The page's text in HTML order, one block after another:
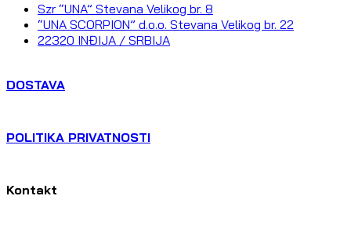
Szr “UNA” Stevana Velikog br. 8
“UNA SCORPION” d.o.o. Stevana Velikog br. 22
22320 INĐIJA / SRBIJA
DOSTAVA
POLITIKA PRIVATNOSTI
Kontakt